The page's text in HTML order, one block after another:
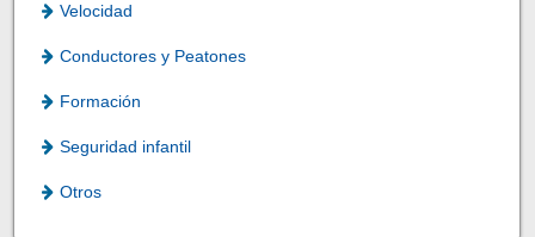
Velocidad
Conductores y Peatones
Formación
Seguridad infantil
Otros